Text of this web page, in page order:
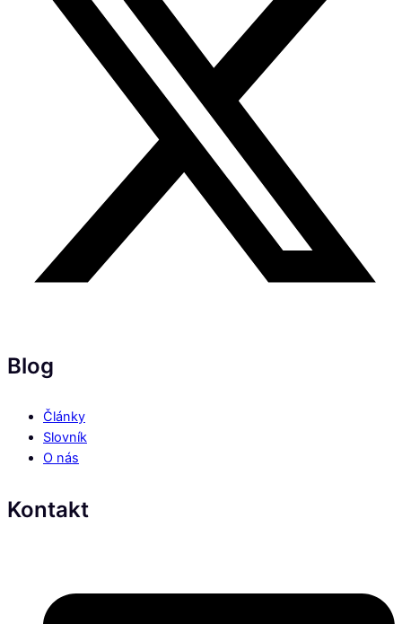
Blog
Články
Slovník
O nás
Kontakt